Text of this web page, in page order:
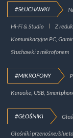
#SŁUCHAWKI
Hi-Fi & Studio Z
Komunikacyjne PC,
Słuchawki z mikrofonem
#MIKROFONY
Karaoke, USB,
#GŁOŚNIKI
Głośniki przenośne/